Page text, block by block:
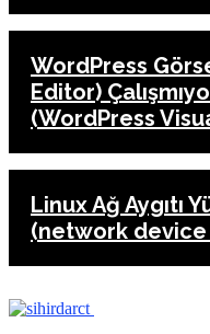
WordPress
Editor)
(WordPress
Linux Ağ Aygıtı
(network